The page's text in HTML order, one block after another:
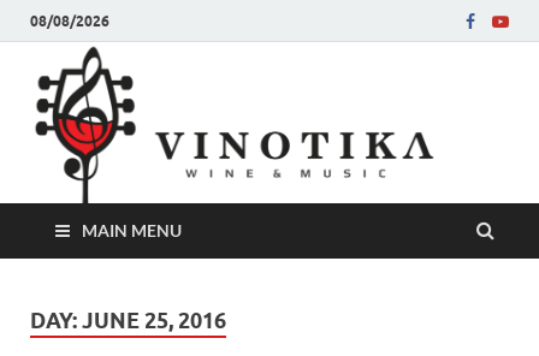
08/08/2026
MAIN MENU
DAY:JUNE 25, 2016